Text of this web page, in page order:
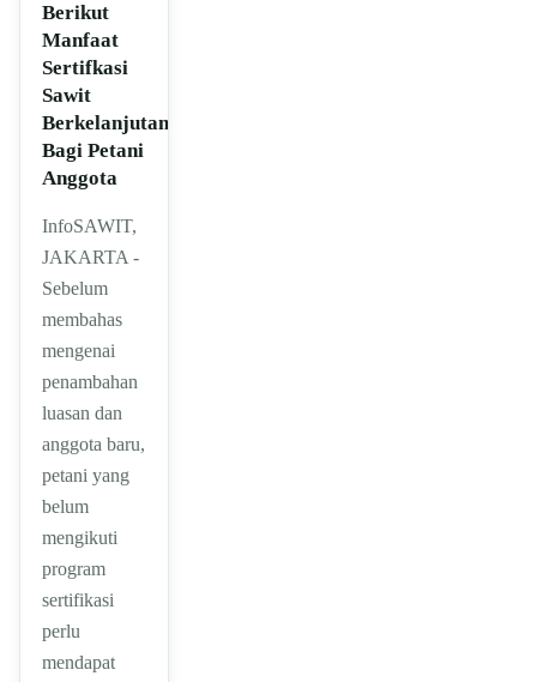
Berikut
Manfaat
Sertifkasi
Sawit
Berkelanjutan
Bagi Petani
Anggota
InfoSAWIT,
JAKARTA -
Sebelum
membahas
mengenai
penambahan
luasan dan
anggota baru,
petani yang
belum
mengikuti
program
sertifikasi
perlu
mendapat